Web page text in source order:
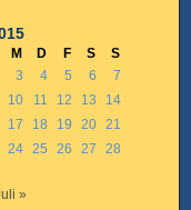
M D F S
S
3 4 5 6
7
10 11 12 13
14
17 18 19 20 21
24 25 26 27
28
»